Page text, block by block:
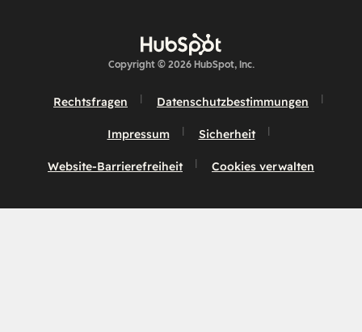
Copyright © 2026 HubSpot, Inc.
Rechtsfragen Datenschutzbestimmungen
Impressum Sicherheit
Website-Barrierefreiheit Cookies verwalten